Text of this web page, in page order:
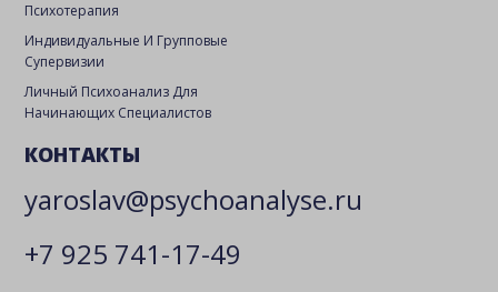
Психотерапия
Индивидуальные И Групповые
Супервизии
Личный Психоанализ Для
Начинающих Специалистов
КОНТАКТЫ
yaroslav@psychoanalyse.ru
+7 925 741-17-49